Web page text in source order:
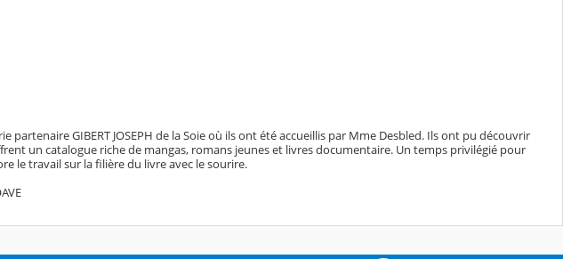
partenaire GIBERT JOSEPH de la Soie où ils ont été accueillis par Mme Desbled. Ils ont pu découvrir
un catalogue riche de mangas, romans jeunes et livres documentaire. Un temps privilégié pour
le travail sur la filière du livre avec le sourire.